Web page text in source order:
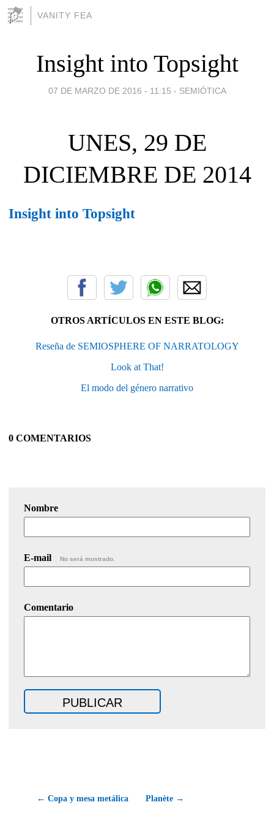
VANITY FEA
Insight into Topsight
07 DE MARZO DE 2016 - 11:15 - SEMIÓTICA
UNES, 29 DE
DICIEMBRE DE 2014
Insight into Topsight
OTROS ARTÍCULOS EN ESTE BLOG:
Reseña de SEMIOSPHERE OF NARRATOLOGY
Look at That!
El modo del género narrativo
0 COMENTARIOS
Nombre
E-mail No será mostrado.
Comentario
← Copa y mesa metálica Planète →